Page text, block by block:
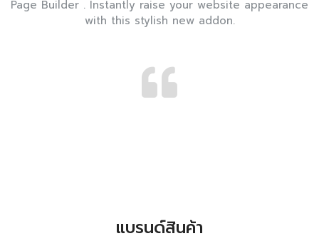
Page Builder . Instantly raise your website appearance
with this stylish new addon.
แบรนด์สินค้า